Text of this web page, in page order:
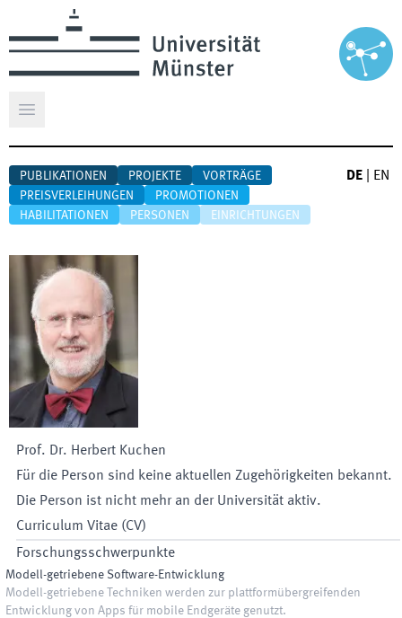
Hauptmenü öffnen
PUBLIKATIONEN PROJEKTE
VORTRÄGE
PREISVERLEIHUNGEN
PROMOTIONEN
HABILITATIONEN
PERSONEN EINRICHTUNGEN
DE EN
Prof. Dr. Herbert Kuchen
Für die Person sind keine aktuellen Zugehörigkeiten bekannt.
Die Person ist nicht mehr an der Universität aktiv.
Curriculum Vitae (CV)
Forschungsschwerpunkte
Modell-getriebene Software-Entwicklung
Modell-getriebene Techniken werden zur plattformübergreifenden
Entwicklung von Apps für mobile Endgeräte genutzt.